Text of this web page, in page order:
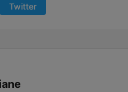
Twitter